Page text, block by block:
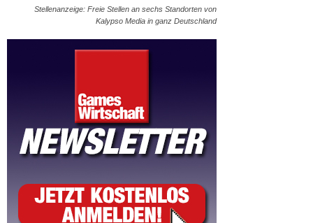
Stellenanzeige: Freie Stellen an sechs Standorten von
Kalypso Media in ganz Deutschland